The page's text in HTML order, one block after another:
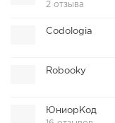
2 отзыва
Codologia
Robooky
ЮниорКод